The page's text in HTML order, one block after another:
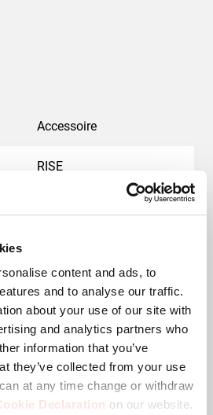
content and ads, to
and to analyse our traffic.
about your use of our site with
and analytics partners who
information that you’ve
they’ve collected from your use
at any time change or withdraw
Declaration on our website.
Accessoire
RISE
Zwart
127
257
72